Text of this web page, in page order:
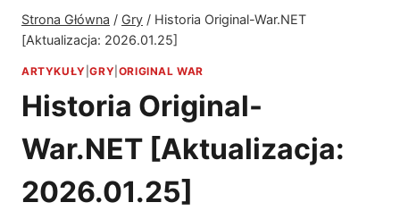
Strona Główna / Gry / Historia Original-War.NET
[Aktualizacja: 2026.01.25]
ARTYKUŁY |GRY ORIGINAL WAR
Historia Original-
War.NET [Aktualizacja:
2026.01.25]